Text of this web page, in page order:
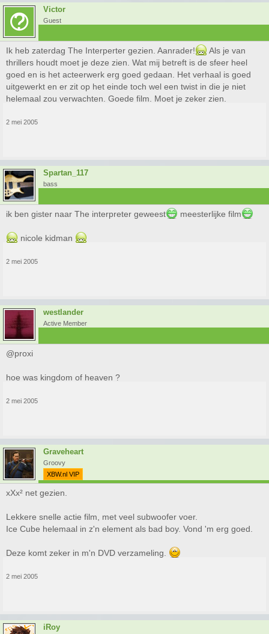
Victor
Guest
Ik heb zaterdag The Interperter gezien. Aanrader!
Als je van
thrillers houdt moet je deze zien. Wat mij betreft is de sfeer heel
goed en is het acteerwerk erg goed gedaan. Het verhaal is goed
uitgewerkt en er zit op het einde toch wel een twist in die je niet
helemaal zou verwachten. Goede film. Moet je zeker zien.
2 mei 2005
Spartan_117
bass
ik ben gister naar The interpreter geweest meesterlijke film
nicole kidman
2 mei 2005
westlander
Active Member
@proxi
hoe was kingdom of heaven ?
2 mei 2005
Graveheart
Groovy
XBW.nl VIP
xXx² net gezien.
Lekkere snelle actie film, met veel subwoofer voer.
Ice Cube helemaal in z'n element als bad boy. Vond 'm erg goed.
Deze komt zeker in m'n DVD verzameling.
2 mei 2005
iRoy